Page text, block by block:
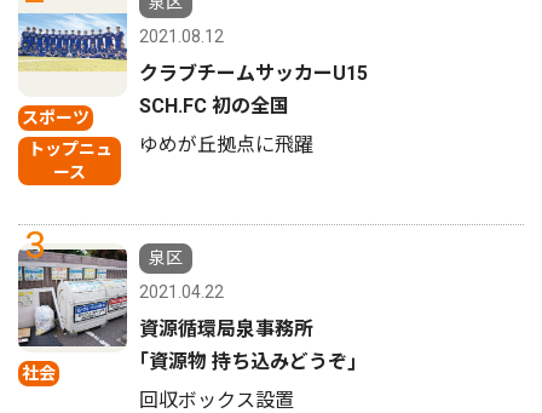
スポーツ
トップニュ
ース
2021.08.12
クラブチームサッカーU15
SCH.FC 初の全国
ゆめが丘拠点に飛躍
3
社会
泉区
2021.04.22
資源循環局泉事務所
｢資源物 持ち込みどうぞ｣
回収ボックス設置